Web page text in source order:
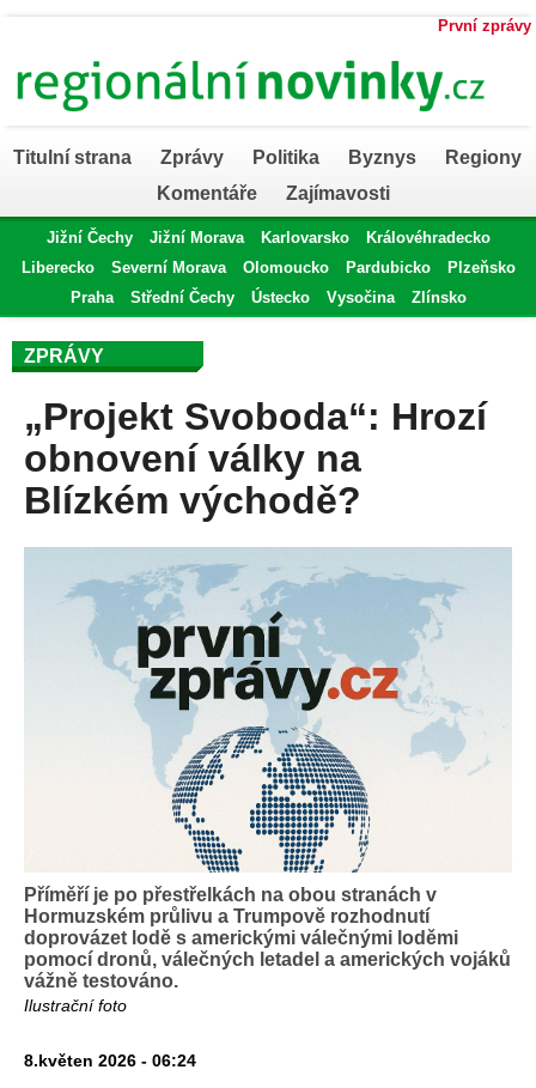
První zprávy
Titulní strana Zprávy Politika Byznys
Regiony
Komentáře
Zajímavosti
Jižní Čechy Jižní Morava Karlovarsko
Královéhradecko
Liberecko
Severní Morava Olomoucko Pardubicko
Plzeňsko
Praha
Střední Čechy Ústecko Vysočina Zlínsko
ZPRÁVY
„Projekt Svoboda“: Hrozí
obnovení války na
Blízkém východě?
Příměří je po přestřelkách na obou stranách v
Hormuzském průlivu a Trumpově rozhodnutí
doprovázet lodě s americkými válečnými loděmi
pomocí dronů, válečných letadel a amerických vojáků
vážně testováno.
Ilustrační foto
8.květen 2026 - 06:24